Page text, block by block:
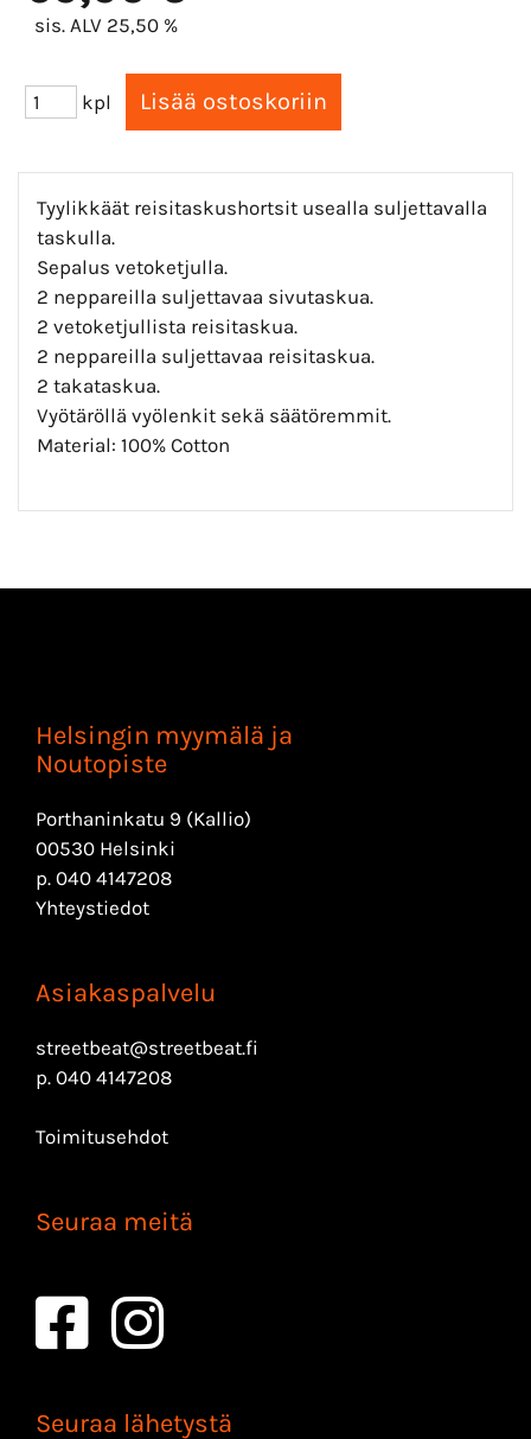
sis. ALV 25,50 %
kpl
Tyylikkäät reisitaskushortsit usealla suljettavalla
taskulla.
Sepalus vetoketjulla.
2 neppareilla suljettavaa sivutaskua.
2 vetoketjullista reisitaskua.
2 neppareilla suljettavaa reisitaskua.
2 takataskua.
Vyötäröllä vyölenkit sekä säätöremmit.
Material: 100% Cotton
Helsingin myymälä ja
Noutopiste
Porthaninkatu 9 (Kallio)
00530 Helsinki
p. 040 4147208
Yhteystiedot
Asiakaspalvelu
streetbeat@streetbeat.fi
p. 040 4147208
Toimitusehdot
Seuraa meitä
Seuraa lähetystä